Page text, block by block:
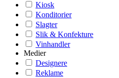
Kiosk
Konditorier
Slagter
Slik & Konfekture
Vinhandler
Medier
Designere
Reklame